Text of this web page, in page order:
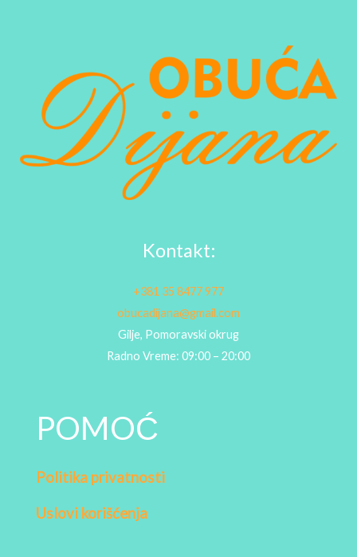
Kontakt:
+381 35 8477 977
obucadijana@gmail.com
Gilje, Pomoravski okrug
Radno Vreme: 09:00 – 20:00
POMOĆ
Politika privatnosti
Uslovi korišćenja